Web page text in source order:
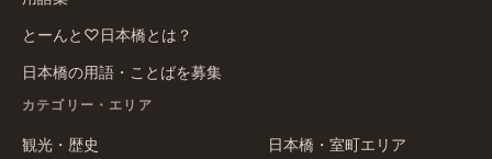
とーんと♡日本橋とは？
日本橋の用語・ことばを募集
カテゴリー・エリア
観光・歴史 日本橋・室町エリア